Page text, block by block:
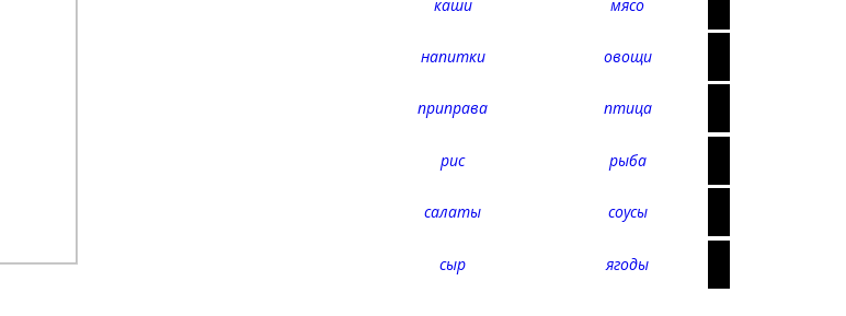
каши мясо
напитки овощи
приправа птица
рис рыба
салаты соусы
сыр ягоды